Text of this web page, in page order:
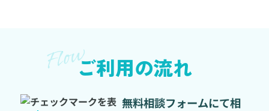
ご利用の流れ
無料相談フォームにて相